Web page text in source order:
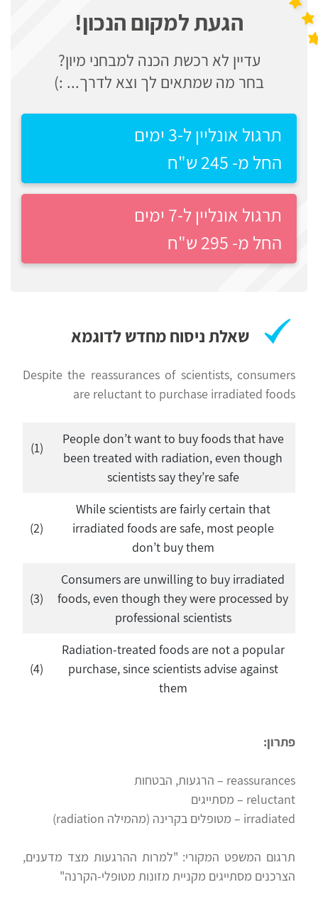
שפי
נציבות
שירות
המדינה
פילת
משטרה
ביניים
למבחני
לעבודה
ניב
רווח
חיפוש
הגעת למקום הנכון!
עדיין לא רכשת הכנה למבחני מיון?
בחר מה שמתאים לך וצא לדרך... :)
תרגול אונליין ל-3 ימים
החל מ- 245 ש"ח
תרגול אונליין ל-7 ימים
החל מ- 295 ש"ח
שאלת ניסוח מחדש לדוגמא
Despite the reassurances of scientists, consumers
are reluctant to purchase irradiated foods
People don’t want to buy foods that have
been treated with radiation, even though
scientists say they’re safe
(1)
While scientists are fairly certain that
irradiated foods are safe, most people
don’t buy them
(2)
Consumers are unwilling to buy irradiated
foods, even though they were processed by
professional scientists
(3)
Radiation-treated foods are not a popular
purchase, since scientists advise against
them
(4)
פתרון:
reassurances – הרגעות, הבטחות
reluctant – מסתייגים
irradiated – מטופלים בקרינה (מהמילה radiation)
תרגום המשפט המקורי: "למרות ההרגעות מצד מדענים,
הצרכנים מסתייגים מקניית מזונות מטופלי-הקרנה"